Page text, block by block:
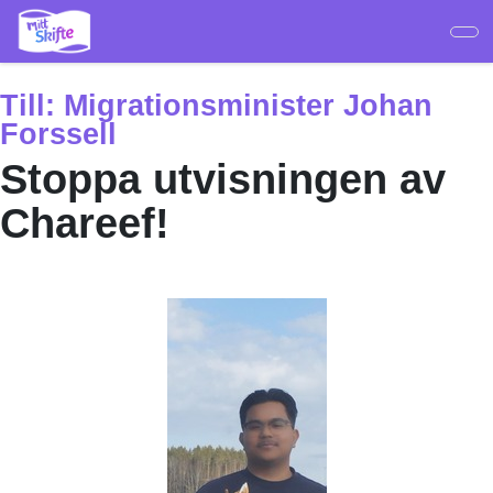
Hoppa
huvudinnehåll
Till: Migrationsminister Johan
Forssell
Stoppa utvisningen av
Chareef!